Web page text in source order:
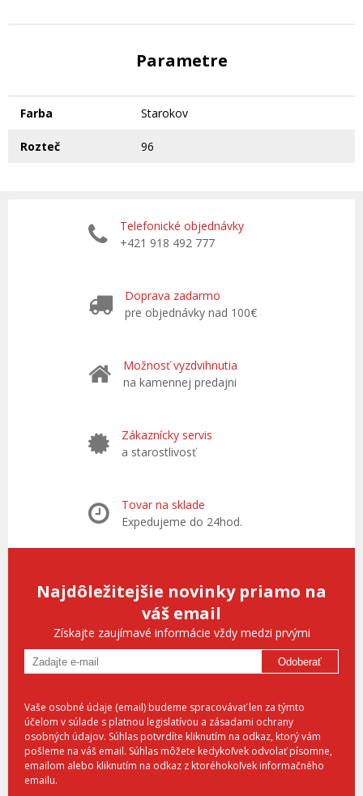
Parametre
Farba Starokov
Rozteč 96
Telefonické objednávky
+421 918 492 777
Doprava zadarmo
pre objednávky nad 100€
Možnosť vyzdvihnutia
na kamennej predajni
Zákaznícky servis
a starostlivosť
Tovar na sklade
Expedujeme do 24hod.
Najdôležitejšie novinky priamo na
váš email
Získajte zaujímavé informácie vždy medzi prvými
Odoberať
Vaše osobné údaje (email) budeme spracovávať len za týmto
účelom v súlade s platnou legislatívou a zásadami ochrany
osobných údajov. Súhlas potvrdíte kliknutím na odkaz, ktorý vám
pošleme na váš email. Súhlas môžete kedykoľvek odvolať písomne,
emailom alebo kliknutím na odkaz z ktoréhokoľvek informačného
emailu.